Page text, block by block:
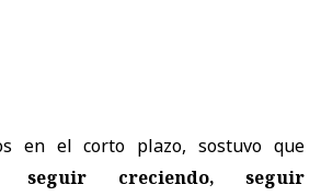
en el corto plazo, sostuvo que
seguir creciendo, seguir